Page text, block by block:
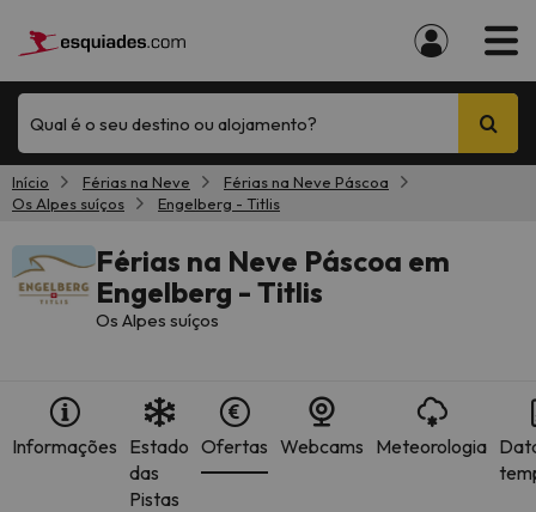
Qual é o seu destino ou alojamento?
Início Férias na Neve
Férias na Neve Páscoa
Os Alpes suíços
Engelberg - Titlis
Férias na Neve Páscoa em
Engelberg - Titlis
Os Alpes suíços
Informações Estado
das
Pistas
Ofertas Webcams Meteorologia